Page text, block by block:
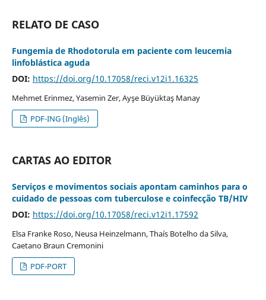
RELATO DE CASO
Fungemia de Rhodotorula em paciente com leucemia
linfoblástica aguda
DOI: https://doi.org/10.17058/reci.v12i1.16325
Mehmet Erinmez, Yasemin Zer, Ayşe Büyüktaş Manay
PDF-ING (Inglês)
CARTAS AO EDITOR
Serviços e movimentos sociais apontam caminhos para o
cuidado de pessoas com tuberculose e coinfecção TB/HIV
DOI: https://doi.org/10.17058/reci.v12i1.17592
Elsa Franke Roso, Neusa Heinzelmann, Thaís Botelho da Silva,
Caetano Braun Cremonini
PDF-PORT